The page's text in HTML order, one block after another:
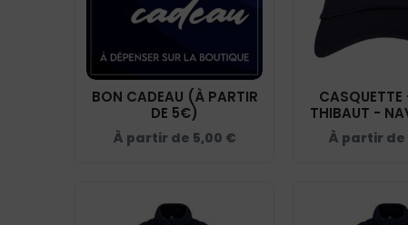
BON CADEAU (À PARTIR
DE 5€)
À partir de 5,00 €
CASQUETTE – ECURIE
À partir de